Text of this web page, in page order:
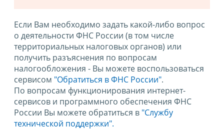
Если Вам необходимо задать какой-либо вопрос
о деятельности ФНС России (в том числе
территориальных налоговых органов) или
получить разъяснения по вопросам
налогообложения - Вы можете воспользоваться
сервисом "Обратиться в ФНС России".
По вопросам функционирования интернет-
сервисов и программного обеспечения ФНС
России Вы можете обратиться в "Службу
технической поддержки".